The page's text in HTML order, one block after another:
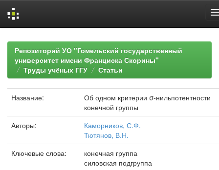
navigationРепозиторий УО "Гомельский государственный
университет имени Франциска Скорины"
Труды учёных ГГУ
Статьи
Название:
Об одном критерии σ-нильпотентности
конечной группы
Авторы:
Каморников, С.Ф.
Тютянов, В.Н.
Ключевые слова:
конечная группа
силовская подгруппа